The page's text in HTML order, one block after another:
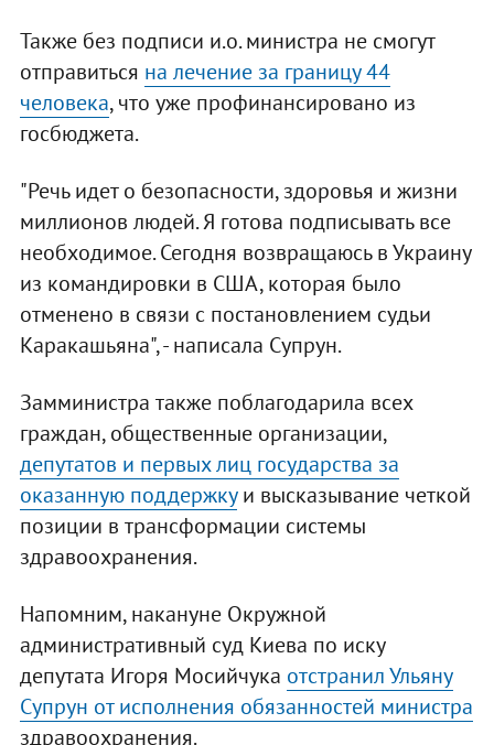
Также без подписи и.о. министра не смогут
отправиться на лечение за границу 44
человека, что уже профинансировано из
госбюджета.
"Речь идет о безопасности, здоровья и жизни
миллионов людей. Я готова подписывать все
необходимое. Сегодня возвращаюсь в Украину
из командировки в США, которая было
отменено в связи с постановлением судьи
Каракашьяна", - написала Супрун.
Замминистра также поблагодарила всех
граждан, общественные организации,
депутатов и первых лиц государства за
оказанную поддержкуи высказывание четкой
позиции в трансформации системы
здравоохранения.
Напомним, накануне Окружной
административный суд Киева по иску
депутата Игоря Мосийчука отстранил Ульяну
Супрун от исполнения обязанностей министра
здравоохранения.